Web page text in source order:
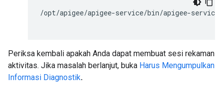
/opt/apigee/apigee-service/bin/apigee-service
Periksa kembali apakah Anda dapat membuat sesi rekaman
aktivitas. Jika masalah berlanjut, buka Harus Mengumpulkan
Informasi Diagnostik.